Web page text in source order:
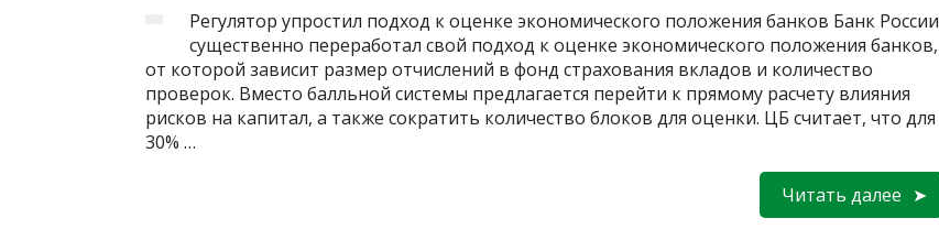
Регулятор упростил подход к оценке экономического положения банков Банк России
существенно переработал свой подход к оценке экономического положения банков,
от которой зависит размер отчислений в фонд страхования вкладов и количество
проверок. Вместо балльной системы предлагается перейти к прямому расчету влияния
рисков на капитал, а также сократить количество блоков для оценки. ЦБ считает, что для
30% …
Читать далее